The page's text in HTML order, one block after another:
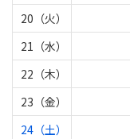
20（火）
21（水）
22（木）
23（金）
24（土）